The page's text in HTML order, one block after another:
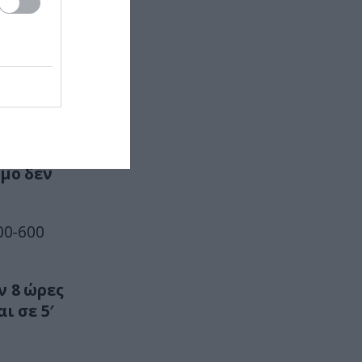
πλέον
δεν
600
8 ώρες
σε 5′